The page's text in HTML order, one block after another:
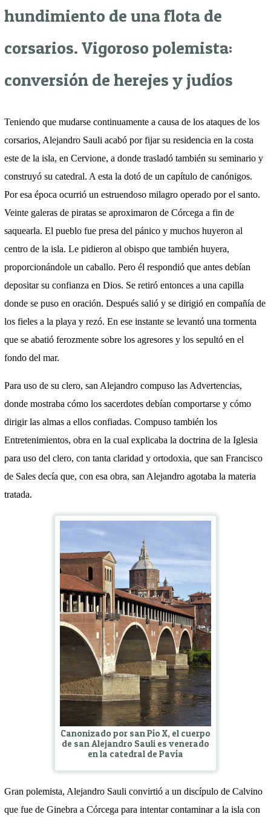
hundimiento de una flota de
corsarios. Vigoroso polemista:
conversión de herejes y judíos
Teniendo que mudarse continuamente a causa de los ataques de los
corsarios, Alejandro Sauli acabó por fijar su residencia en la costa
este de la isla, en Cervione, a donde trasladó también su seminario y
construyó su catedral. A esta la dotó de un capítulo de canónigos.
Por esa época ocurrió un estruendoso milagro operado por el santo.
Veinte galeras de piratas se aproximaron de Córcega a fin de
saquearla. El pueblo fue presa del pánico y muchos huyeron al
centro de la isla. Le pidieron al obispo que también huyera,
proporcionándole un caballo. Pero él respondió que antes debían
depositar su confianza en Dios. Se retiró entonces a una capilla
donde se puso en oración. Después salió y se dirigió en compañía de
los fieles a la playa y rezó. En ese instante se levantó una tormenta
que se abatió ferozmente sobre los agresores y los sepultó en el
fondo del mar.
Para uso de su clero, san Alejandro compuso las Advertencias,
donde mostraba cómo los sacerdotes debían comportarse y cómo
dirigir las almas a ellos confiadas. Compuso también los
Entretenimientos, obra en la cual explicaba la doctrina de la Iglesia
para uso del clero, con tanta claridad y ortodoxia, que san Francisco
de Sales decía que, con esa obra, san Alejandro agotaba la materia
tratada.
Canonizado por san Pío X, el cuerpo
de san Alejandro Sauli es venerado
en la catedral de Pavía
Gran polemista, Alejandro Sauli convirtió a un discípulo de Calvino
que fue de Ginebra a Córcega para intentar contaminar a la isla con